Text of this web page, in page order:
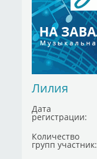
Лилия
Дата
регистрации:
Количество
групп участник: